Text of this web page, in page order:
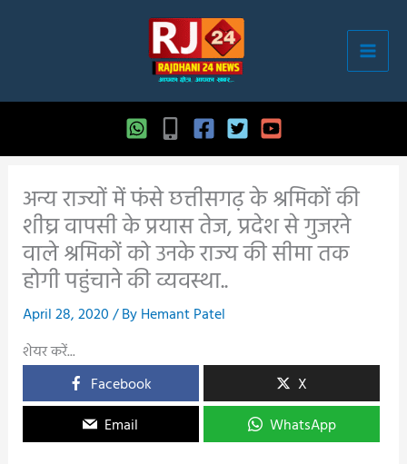
अन्य राज्यों में फंसे छत्तीसगढ़ के श्रमिकों की
शीघ्र वापसी के प्रयास तेज, प्रदेश से गुजरने
वाले श्रमिकों को उनके राज्य की सीमा तक
होगी पहुंचाने की व्यवस्था..
April 28, 2020/ ByHemant Patel
शेयर करें...
Facebook
X
Email
WhatsApp